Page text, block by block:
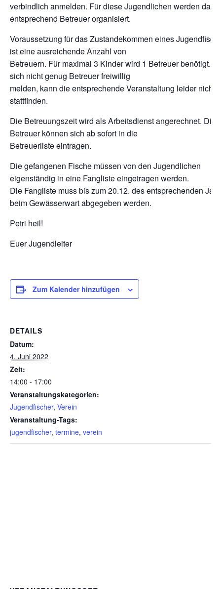
verbindlich anmelden. Für diese Jugendlichen werden dann
entsprechend Betreuer organisiert.
Voraussetzung für das Zustandekommen eines
ist eine ausreichende Anzahl von
Betreuern. Für maximal 3 Kinder wird 1 Betreuer benötigt.
sich nicht genug Betreuer freiwillig
melden, kann die entsprechende Veranstaltung leider nicht
stattfinden.
Die Betreuungszeit wird als Arbeitsdienst angerechnet. Die
Betreuer können sich ab sofort in die
Betreuerliste eintragen.
Die gefangenen Fische müssen von den Jugendlichen
eigenständig in eine Fangliste eingetragen werden.
Die Fangliste muss bis zum 20.12. des entsprechenden
beim Gewässerwart abgegeben werden.
Petri heil!
Euer Jugendleiter
Zum Kalender hinzufügen
DETAILS
Datum:
4. Juni 2022
Zeit:
14:00 - 17:00
Veranstaltungskategorien:
Jugendfischer, Verein
Veranstaltung-Tags:
jugendfischer, termine, verein